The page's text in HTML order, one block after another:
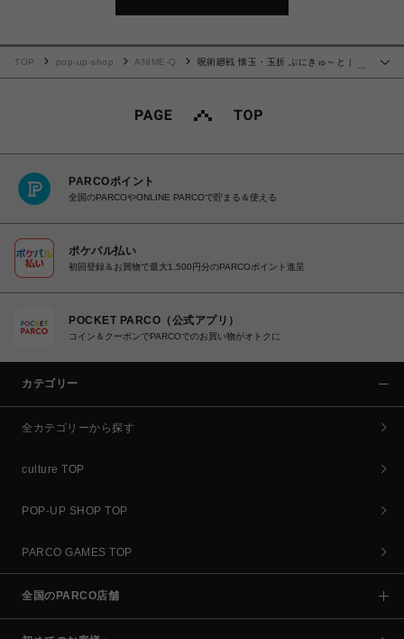
TOP pop-up-shop ANIME-Q
呪術廻戦 懐玉・玉折 ぷにきゅ～と | パ
PARCOポイント
全国のPARCOやONLINE PARCOで貯まる＆使える
ポケパル払い
初回登録＆お買物で最大1,500円分のPARCOポイント進呈
POCKET PARCO（公式アプリ）
コイン＆クーポンでPARCOでのお買い物がオトクに
カテゴリー
全カテゴリーから探す
culture TOP
POP-UP SHOP TOP
PARCO GAMES TOP
全国のPARCO店舗